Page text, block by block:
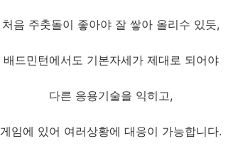
처음 주춧돌이 좋아야 잘 쌓아 올리수 있듯,
배드민턴에서도 기본자세가 제대로 되어야
다른 응용기술을 익히고,
게임에 있어 여러상황에 대응이 가능합니다.